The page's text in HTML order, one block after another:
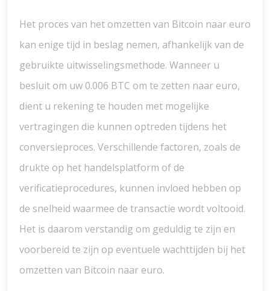
Het proces van het omzetten van Bitcoin naar euro
kan enige tijd in beslag nemen, afhankelijk van de
gebruikte uitwisselingsmethode. Wanneer u
besluit om uw 0.006 BTC om te zetten naar euro,
dient u rekening te houden met mogelijke
vertragingen die kunnen optreden tijdens het
conversieproces. Verschillende factoren, zoals de
drukte op het handelsplatform of de
verificatieprocedures, kunnen invloed hebben op
de snelheid waarmee de transactie wordt voltooid.
Het is daarom verstandig om geduldig te zijn en
voorbereid te zijn op eventuele wachttijden bij het
omzetten van Bitcoin naar euro.